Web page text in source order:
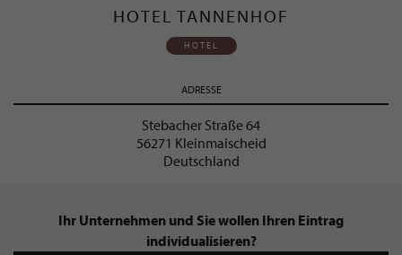
HOTEL TANNENHOF
HOTEL
ADRESSE
Stebacher Straße 64
56271 Kleinmaischeid
Deutschland
Ihr Unternehmen und Sie wollen Ihren Eintrag
individualisieren?